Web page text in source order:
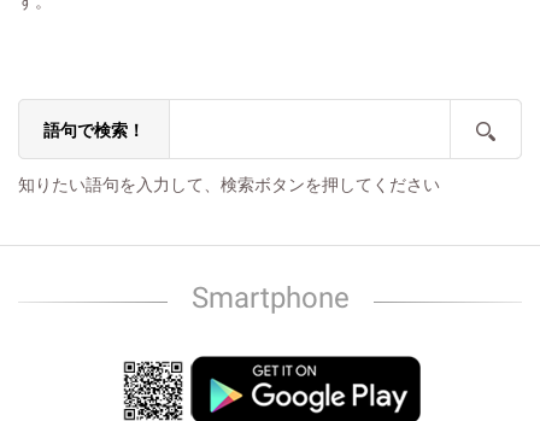
語句で検索！
知りたい語句を入力して、検索ボタンを押してください
Smartphone